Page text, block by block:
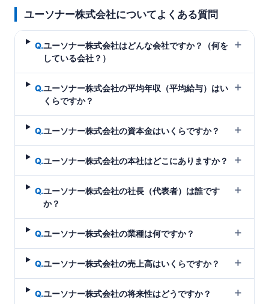
ユーソナー株式会社についてよくある質問
Q.ユーソナー株式会社はどんな会社ですか？（何を
している会社？）
＋
Q.ユーソナー株式会社の平均年収（平均給与）はい
くらですか？
＋
Q.ユーソナー株式会社の資本金はいくらですか？ ＋
Q.ユーソナー株式会社の本社はどこにありますか？ ＋
Q.ユーソナー株式会社の社長（代表者）は誰です
か？
＋
Q.ユーソナー株式会社の業種は何ですか？ ＋
Q.ユーソナー株式会社の売上高はいくらですか？ ＋
Q.ユーソナー株式会社の将来性はどうですか？ ＋